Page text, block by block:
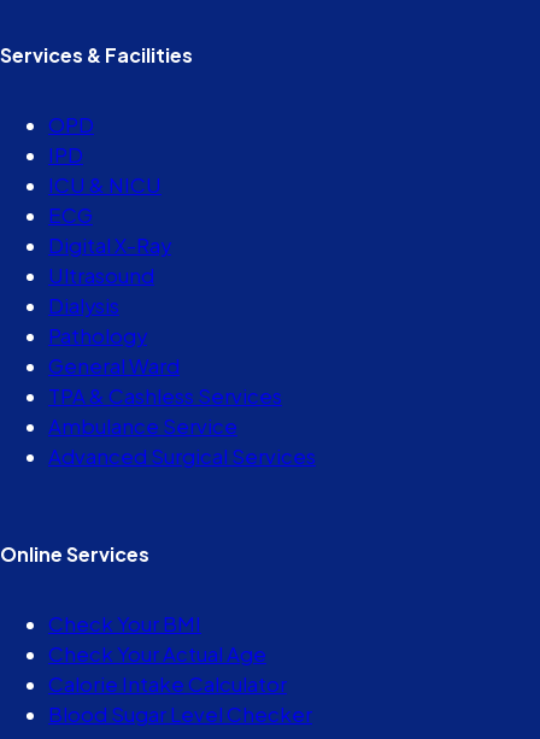
Services & Facilities
OPD
IPD
ICU & NICU
ECG
Digital X-Ray
Ultrasound
Dialysis
Pathology
General Ward
TPA & Cashless Services
Ambulance Service
Advanced Surgical Services
Online Services
Check Your BMI
Check Your Actual Age
Calorie Intake Calculator
Blood Sugar Level Checker